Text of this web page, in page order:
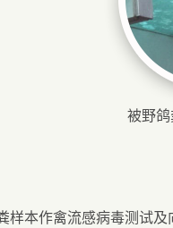
被野
本作禽流感病毒测试